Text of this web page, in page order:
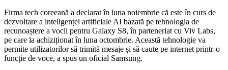
Firma tech coreeană a declarat în luna noiembrie că este în curs de
dezvoltare a inteligenței artificiale AI bazată pe tehnologia de
recunoaștere a vocii pentru Galaxy S8, în parteneriat cu Viv Labs,
pe care la achiziționat în luna octombrie. Această tehnologie va
permite utilizatorilor să trimită mesaje și să caute pe internet printr-o
funcție de voce, a spus un oficial Samsung.